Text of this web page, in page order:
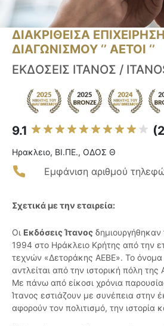
ΔΙΑΚΡΙΘΕΙΣΑ
ΔΙΑΓΩΝΙΣΜΟΥ ‘’ ΑΕΤΟΙ ‘’
ΕΚΔΟΣΕΙΣ ΙΤΑΝΟΣ /
9.1
Ηρακλειο, ΒΙ.ΠΕ., ΟΔΟΣ Θ
Εμφάνιση αριθμού
Σχετικά με την εταιρεία:
Οι Εκδόσεις Ίτανος δημιουργήθηκαν
1994 στο Ηράκλειο Κρήτης από την
τεχνών «Δετοράκης ΑΕΒΕ». Το όνομα
αντλείται από την ιστορική πόλη της
Με πάνω από είκοσι χρόνια
Ίτανος εστιάζουν με συνέπεια στην
αφορούν τον πολιτισμό, την ιστορία